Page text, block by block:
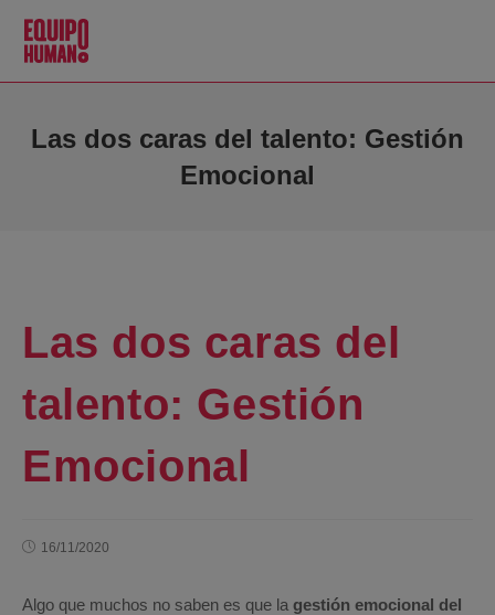
Las dos caras del talento: Gestión
Emocional
Las dos caras del
talento: Gestión
Emocional
16/11/2020
Algo que muchos no saben es que la gestión emocional del